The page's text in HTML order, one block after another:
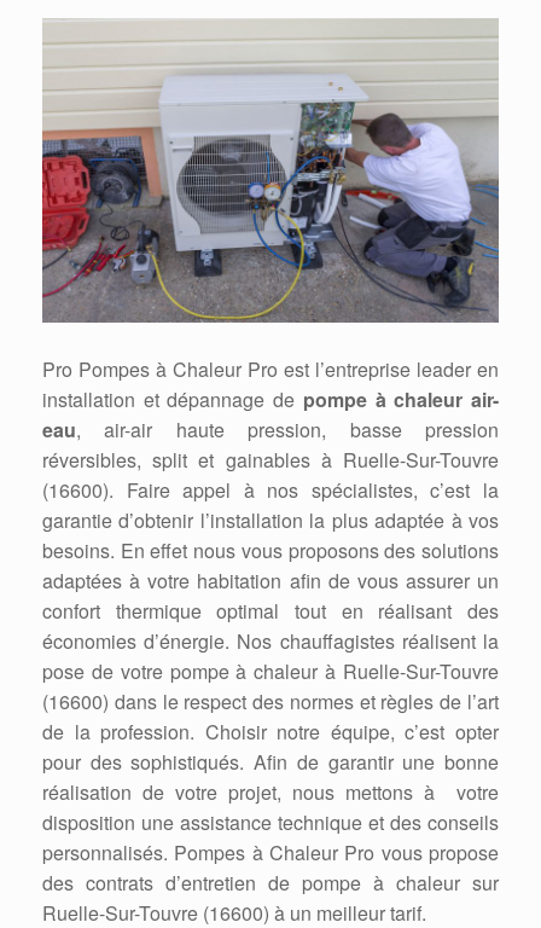
Pro Pompes à Chaleur Pro est l’entreprise leader en
installation et dépannage de pompe à chaleur air-
eau, air-air haute pression, basse pression
réversibles, split et gainables à Ruelle-Sur-Touvre
(16600). Faire appel à nos spécialistes, c’est la
garantie d’obtenir l’installation la plus adaptée à vos
besoins. En effet nous vous proposons des solutions
adaptées à votre habitation afin de vous assurer un
confort thermique optimal tout en réalisant des
économies d’énergie. Nos chauffagistes réalisent la
pose de votre pompe à chaleur à Ruelle-Sur-Touvre
(16600) dans le respect des normes et règles de l’art
de la profession. Choisir notre équipe, c’est opter
pour des sophistiqués. Afin de garantir une bonne
réalisation de votre projet, nous mettons à votre
disposition une assistance technique et des conseils
personnalisés. Pompes à Chaleur Pro vous propose
des contrats d’entretien de pompe à chaleur sur
Ruelle-Sur-Touvre (16600) à un meilleur tarif.